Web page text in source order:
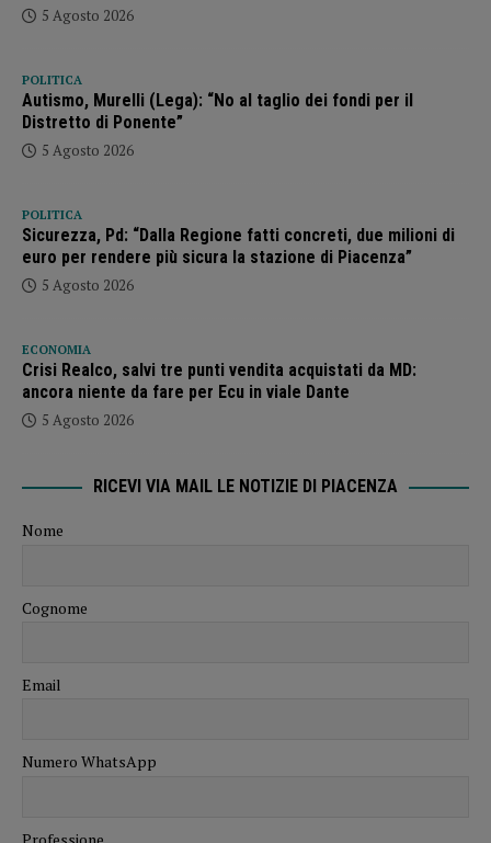
5 Agosto 2026
POLITICA
Autismo, Murelli (Lega): “No al taglio dei fondi per il
Distretto di Ponente”
5 Agosto 2026
POLITICA
Sicurezza, Pd: “Dalla Regione fatti concreti, due milioni di
euro per rendere più sicura la stazione di Piacenza”
5 Agosto 2026
ECONOMIA
Crisi Realco, salvi tre punti vendita acquistati da MD:
ancora niente da fare per Ecu in viale Dante
5 Agosto 2026
RICEVI VIA MAIL LE NOTIZIE DI PIACENZA
Nome
Cognome
Email
Numero WhatsApp
Professione